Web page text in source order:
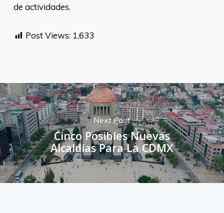
de actividades.
Post Views: 1,633
Next Post
Cinco Posibles Nuevas
Alcaldías Para La CDMX